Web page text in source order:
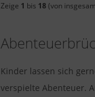
Zeige 1 bis 18 (von
Kinder lassen sich
verspielte Abenteuer.